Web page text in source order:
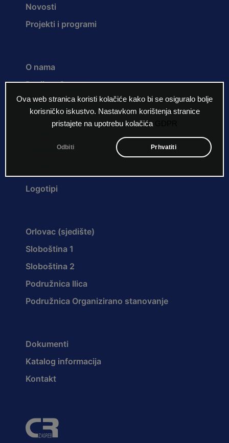
Ova web stranica koristi kolačiće kako bi se osiguralo bolje
korisničko iskustvo. Nastavkom korištenja stranice
pristajete na upotrebu kolačića
Odbiti Prhvatiti
Novosti
Projekti i programi
O nama
Povijest Centra
Misija i vizija
Logotipi
Orlovac (sjedište)
Sloboština 1
Sloboština 2
Podružnica Ilica
Podružnica Organizirano stanovanje
Dokumenti
Katalog informacija
Kontakt